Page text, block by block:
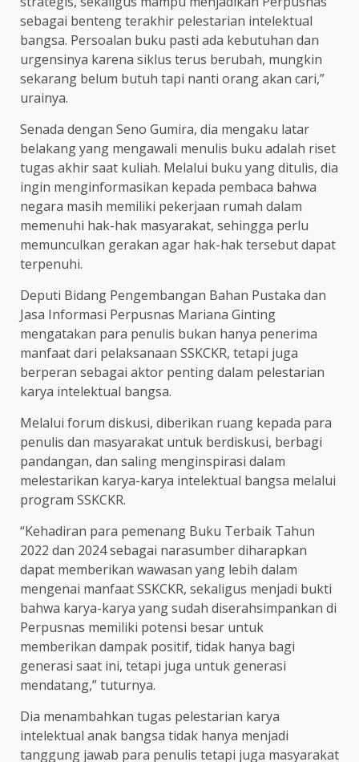
sebagai benteng terakhir pelestarian intelektual
bangsa. Persoalan buku pasti ada kebutuhan dan
urgensinya karena siklus terus berubah, mungkin
sekarang belum butuh tapi nanti orang akan cari,”
urainya.
Senada dengan Seno Gumira, dia mengaku latar
belakang yang mengawali menulis buku adalah riset
tugas akhir saat kuliah. Melalui buku yang ditulis, dia
ingin menginformasikan kepada pembaca bahwa
negara masih memiliki pekerjaan rumah dalam
memenuhi hak-hak masyarakat, sehingga perlu
memunculkan gerakan agar hak-hak tersebut dapat
terpenuhi.
Deputi Bidang Pengembangan Bahan Pustaka dan
Jasa Informasi Perpusnas Mariana Ginting
mengatakan para penulis bukan hanya penerima
manfaat dari pelaksanaan SSKCKR, tetapi juga
berperan sebagai aktor penting dalam pelestarian
karya intelektual bangsa.
Melalui forum diskusi, diberikan ruang kepada para
penulis dan masyarakat untuk berdiskusi, berbagi
pandangan, dan saling menginspirasi dalam
melestarikan karya-karya intelektual bangsa melalui
program SSKCKR.
“Kehadiran para pemenang Buku Terbaik Tahun
2022 dan 2024 sebagai narasumber diharapkan
dapat memberikan wawasan yang lebih dalam
mengenai manfaat SSKCKR, sekaligus menjadi bukti
bahwa karya-karya yang sudah diserahsimpankan di
Perpusnas memiliki potensi besar untuk
memberikan dampak positif, tidak hanya bagi
generasi saat ini, tetapi juga untuk generasi
mendatang,” tuturnya.
Dia menambahkan tugas pelestarian karya
intelektual anak bangsa tidak hanya menjadi
tanggung jawab para penulis tetapi juga masyarakat